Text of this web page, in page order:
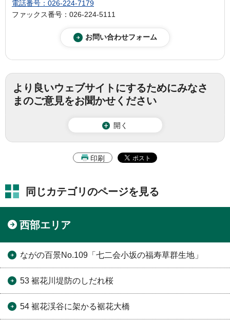
電話番号：026-224-7179
ファックス番号：026-224-5111
より良いウェブサイトにするためにみなさ
まのご意見をお聞かせください
開く
印刷
同じカテゴリのページを見る
西部エリア
ながの百景No.109「七二会小坂の福寿草群生地」
53 裾花川堤防のしだれ桜
54 裾花渓谷に架かる裾花大橋